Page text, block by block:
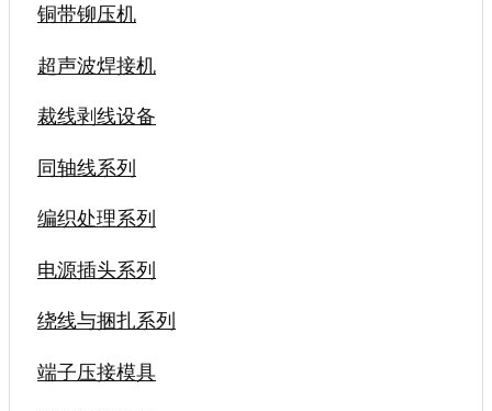
铜带铆压机
超声波焊接机
裁线剥线设备
同轴线系列
编织处理系列
电源插头系列
绕线与捆扎系列
端子压接模具